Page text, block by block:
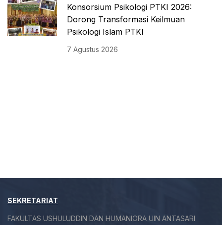
Konsorsium Psikologi PTKI 2026:
Dorong Transformasi Keilmuan
Psikologi Islam PTKI
7 Agustus 2026
SEKRETARIAT
FAKULTAS USHULUDDIN DAN HUMANIORA UIN ANTASARI